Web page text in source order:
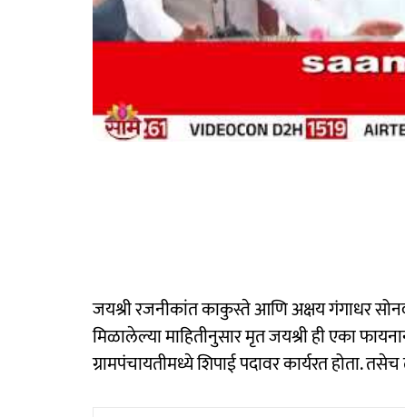
जयश्री रजनीकांत काकुस्ते आणि अक्षय गंगाधर
मिळालेल्या माहितीनुसार मृत जयश्री ही एका
ग्रामपंचायतीमध्ये शिपाई पदावर कार्यरत होता.